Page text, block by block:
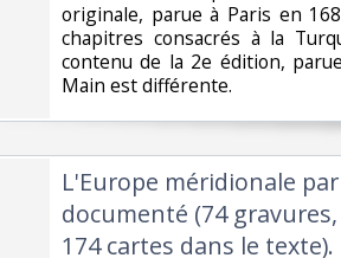
originale, parue à Paris en
chapitres consacrés à la
contenu de la 2e édition,
Main est différente.‎
‎L'Europe méridionale par
documenté (74
174 cartes dans le